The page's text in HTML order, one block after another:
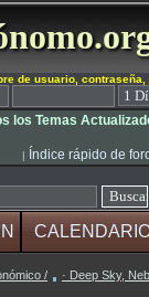
de usuario,
los Temas
| Índice rápido de
/ · Deep Sky,